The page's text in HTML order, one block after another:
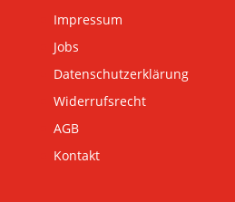
Impressum
Jobs
Datenschutzerklärung
Widerrufsrecht
AGB
Kontakt